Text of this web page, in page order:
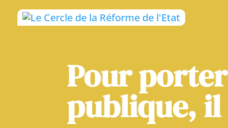
Pour
publique,